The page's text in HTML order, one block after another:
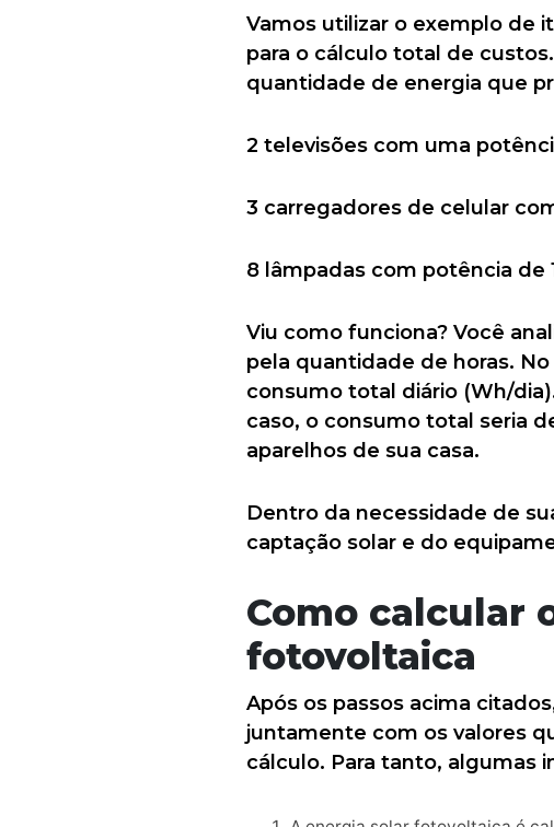
Vamos utilizar o exemplo de
para o cálculo total de
quantidade de energia que
2 televisões com uma
3 carregadores de celular
8 lâmpadas com potência de
Viu como funciona? Você
pela quantidade de horas.
consumo total diário (Wh/
caso, o consumo total seria
aparelhos de sua casa.
Dentro da necessidade de
captação solar e do
Como calcular
fotovoltaica
Após os passos acima
juntamente com os valores
cálculo. Para tanto, algumas